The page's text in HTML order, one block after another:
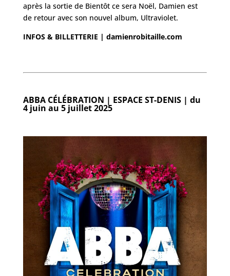
après la sortie de Bientôt ce sera Noël, Damien est
de retour avec son nouvel album, Ultraviolet.
INFOS & BILLETTERIE | damienrobitaille.com
ABBA CÉLÉBRATION | ESPACE ST-DENIS | du
4 juin au 5 juillet 2025